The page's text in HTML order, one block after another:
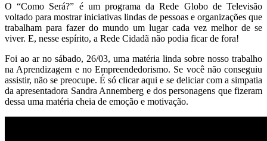
O “Como Será?” é um programa da Rede Globo de Televisão
voltado para mostrar iniciativas lindas de pessoas e organizações que
trabalham para fazer do mundo um lugar cada vez melhor de se
viver. E, nesse espírito, a Rede Cidadã não podia ficar de fora!
Foi ao ar no sábado, 26/03, uma matéria linda sobre nosso trabalho
na Aprendizagem e no Empreendedorismo. Se você não conseguiu
assistir, não se preocupe. É só clicar aqui e se deliciar com a simpatia
da apresentadora Sandra Annemberg e dos personagens que fizeram
dessa uma matéria cheia de emoção e motivação.